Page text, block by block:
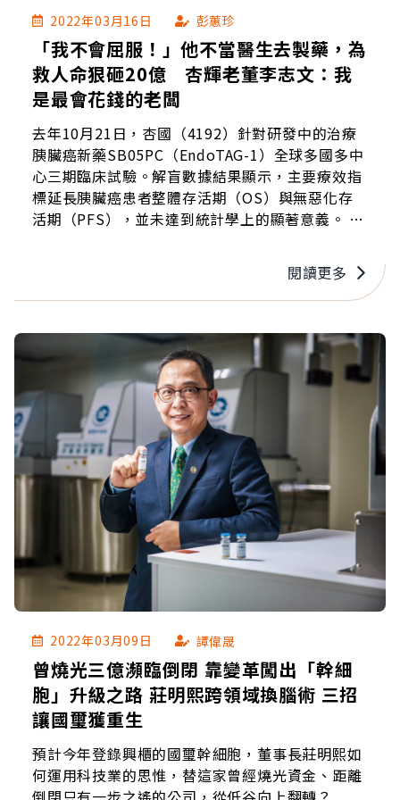
2022年03月16日 彭蕙珍
「我不會屈服！」他不當醫生去製藥，為
救人命狠砸20億 杏輝老董李志文：我
是最會花錢的老闆
去年10月21日，杏國（4192）針對研發中的治療
胰臟癌新藥SB05PC（EndoTAG-1）全球多國多中
心三期臨床試驗。解盲數據結果顯示，主要療效指
標延長胰臟癌患者整體存活期（OS）與無惡化存
活期（PFS），並未達到統計學上的顯著意義。 投
說：「有人覺得跌倒覺得很痛，但我們沒有絕望，
研發成功的機會還是很高，今年上半年還會再送
件，現在團隊成員都在努力。」
閱讀更多
2022年03月09日 譚偉晟
曾燒光三億瀕臨倒閉 靠變革闖出「幹細
胞」升級之路 莊明熙跨領域換腦術 三招
讓國璽獲重生
預計今年登錄興櫃的國璽幹細胞，董事長莊明熙如
何運用科技業的思惟，替這家曾經燒光資金、距離